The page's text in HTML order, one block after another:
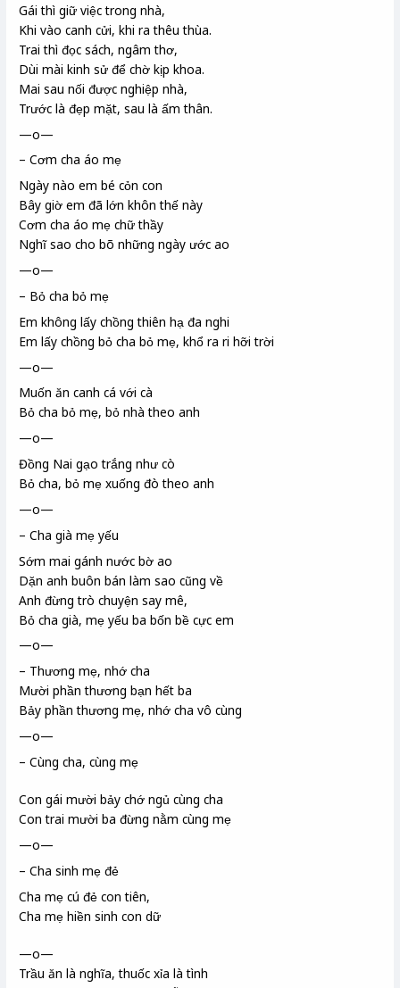
Gái thì giữ việc trong nhà,
Khi vào canh cửi, khi ra thêu thùa.
Trai thì đọc sách, ngâm thơ,
Dùi mài kinh sử để chờ kịp khoa.
Mai sau nối được nghiệp nhà,
Trước là đẹp mặt, sau là ấm thân.
—o—
– Cơm cha áo mẹ
Ngày nào em bé cỏn con
Bây giờ em đã lớn khôn thế này
Cơm cha áo mẹ chữ thầy
Nghĩ sao cho bõ những ngày ước ao
—o—
– Bỏ cha bỏ mẹ
Em không lấy chồng thiên hạ đa nghi
Em lấy chồng bỏ cha bỏ mẹ, khổ ra ri hỡi trời
—o—
Muốn ăn canh cá với cà
Bỏ cha bỏ mẹ, bỏ nhà theo anh
—o—
Đồng Nai gạo trắng như cò
Bỏ cha, bỏ mẹ xuống đò theo anh
—o—
– Cha già mẹ yếu
Sớm mai gánh nước bờ ao
Dặn anh buôn bán làm sao cũng về
Anh đừng trò chuyện say mê,
Bỏ cha già, mẹ yếu ba bốn bề cực em
—o—
– Thương mẹ, nhớ cha
Mười phần thương bạn hết ba
Bảy phần thương mẹ, nhớ cha vô cùng
—o—
– Cùng cha, cùng mẹ
Con gái mười bảy chớ ngủ cùng cha
Con trai mười ba đừng nằm cùng mẹ
—o—
– Cha sinh mẹ đẻ
Cha mẹ cú đẻ con tiên,
Cha mẹ hiền sinh con dữ
—o—
Trầu ăn là nghĩa, thuốc xỉa là tình